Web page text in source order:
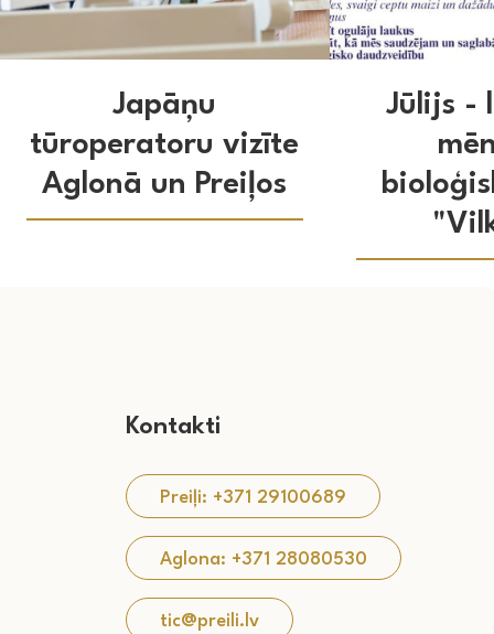
Japāņu
tūroperatoru vizīte
Aglonā un Preiļos
Jūlijs -
Kontakti
Preiļi: +371 29100689
Aglona: +371 28080530
tic@preili.lv